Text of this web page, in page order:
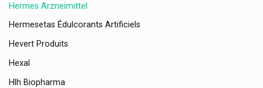
Hermes Arzneimittel
Hermesetas Édulcorants Artificiels
Hevert Produits
Hexal
Hlh Biopharma